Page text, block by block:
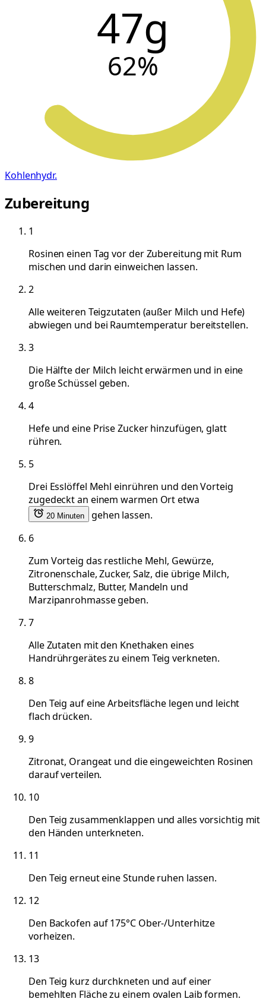
47g
62%
Kohlenhydr.
Zubereitung
1
Rosinen einen Tag vor der Zubereitung mit Rum
mischen und darin einweichen lassen.
2
Alle weiteren Teigzutaten (außer Milch und Hefe)
abwiegen und bei Raumtemperatur bereitstellen.
3
Die Hälfte der Milch leicht erwärmen und in eine
große Schüssel geben.
4
Hefe und eine Prise Zucker hinzufügen, glatt
rühren.
5
Drei Esslöffel Mehl einrühren und den Vorteig
zugedeckt an einem warmen Ort etwa
20 Minuten
gehen lassen.
6
Zum Vorteig das restliche Mehl, Gewürze,
Zitronenschale, Zucker, Salz, die übrige Milch,
Butterschmalz, Butter, Mandeln und
Marzipanrohmasse geben.
7
Alle Zutaten mit den Knethaken eines
Handrührgerätes zu einem Teig verkneten.
8
Den Teig auf eine Arbeitsfläche legen und leicht
flach drücken.
9
Zitronat, Orangeat und die eingeweichten Rosinen
darauf verteilen.
10
Den Teig zusammenklappen und alles vorsichtig mit
den Händen unterkneten.
11
Den Teig erneut eine Stunde ruhen lassen.
12
Den Backofen auf 175°C Ober-/Unterhitze
vorheizen.
13
Den Teig kurz durchkneten und auf einer
bemehlten Fläche zu einem ovalen Laib formen.